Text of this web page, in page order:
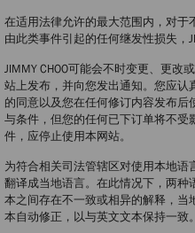
在适用法律允许的最大范围内，对于
由此类事件引起的任何继发性损失，
JIMMY CHOO可能会不时变更、更改
站上发布，并向您发出通知。您应
的同意以及您在任何修订内容发布
与条件，但您的任何已下订单将不
件，应停止使用本网站。
为符合相关司法管辖区对使用本地
翻译成当地语言。在此情况下，两
本之间存在不一致或相异的解释，
本自动修正，以与英文文本保持一致。